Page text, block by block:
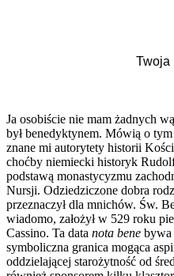
Ja osobiście nie mam żadnych
był benedyktynem. Mówią o
znane mi autorytety historii
choćby niemiecki historyk
podstawą monastycyzmu
Nursji. Odziedziczone dobra
przeznaczył dla mnichów. Św.
wiadomo, założył w 529 roku
Cassino. Ta data nota bene bywa
symboliczna granica mogąca
oddzielającej starożytność od